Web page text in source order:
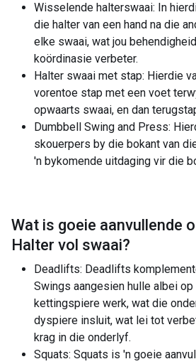
Wisselende halterswaai: In
die halter van een hand na die
elke swaai, wat jou
koördinasie verbeter.
Halter swaai met stap: Hierdie
vorentoe stap met een voet
opwaarts swaai, en dan
Dumbbell Swing and Press:
skouerpers by die bokant van
'n bykomende uitdaging vir die
Wat is goeie aanvullende
Halter vol swaai?
Deadlifts: Deadlifts
Swings aangesien hulle albei
kettingspiere werk, wat die
dyspiere insluit, wat lei tot
krag in die onderlyf.
Squats: Squats is 'n goeie